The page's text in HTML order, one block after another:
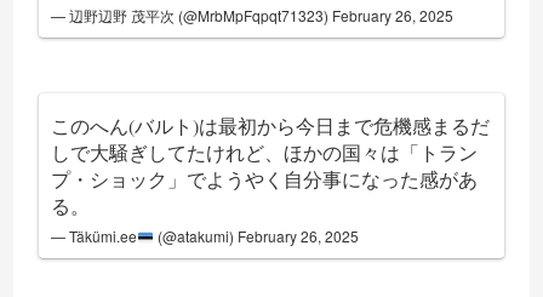
— 辺野辺野 茂平次 (@MrbMpFqpqt71323) February 26, 2025
このへん(バルト)は最初から今日まで危機感まるだ
しで大騒ぎしてたけれど、ほかの国々は「トラン
プ・ショック」でようやく自分事になった感があ
る。
— Täkümi.ee (@atakumi) February 26, 2025